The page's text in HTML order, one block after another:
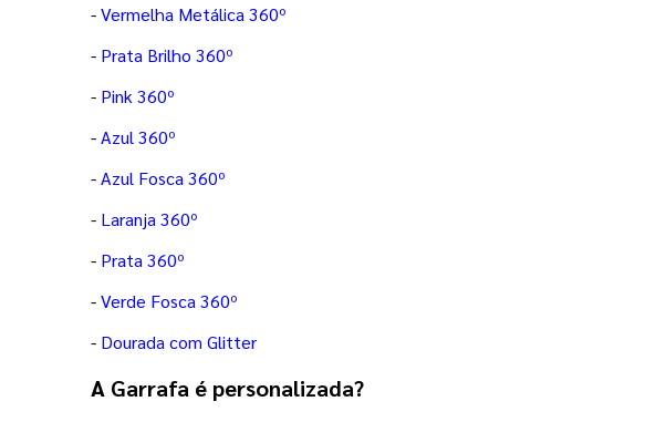
-Vermelha Metálica 360º
- Prata Brilho 360º
- Pink 360º
-Azul 360º
-Azul Fosca 360º
- Laranja 360º
- Prata 360º
-Verde Fosca 360º
- Dourada com Glitter
A Garrafa é personalizada?